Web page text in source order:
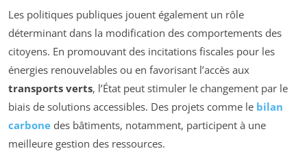
Les politiques publiques jouent également un rôle
déterminant dans la modification des comportements des
citoyens. En promouvant des incitations fiscales pour les
énergies renouvelables ou en favorisant l’accès aux
transports verts, l’État peut stimuler le changement par le
biais de solutions accessibles. Des projets comme le bilan
carbone des bâtiments, notamment, participent à une
meilleure gestion des ressources.